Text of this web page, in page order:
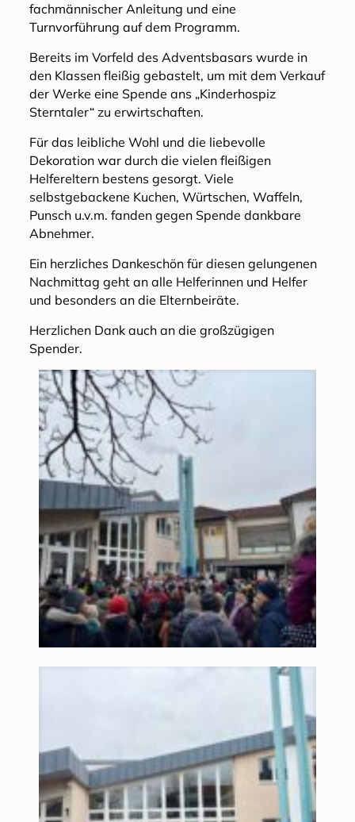
fachmännischer Anleitung und eine
Turnvorführung auf dem Programm.
Bereits im Vorfeld des Adventsbasars wurde in
den Klassen fleißig gebastelt, um mit dem Verkauf
der Werke eine Spende ans „Kinderhospiz
Sterntaler“ zu erwirtschaften.
Für das leibliche Wohl und die liebevolle
Dekoration war durch die vielen fleißigen
Helfereltern bestens gesorgt. Viele
selbstgebackene Kuchen, Würtschen, Waffeln,
Punsch u.v.m. fanden gegen Spende dankbare
Abnehmer.
Ein herzliches Dankeschön für diesen gelungenen
Nachmittag geht an alle Helferinnen und Helfer
und besonders an die Elternbeiräte.
Herzlichen Dank auch an die großzügigen
Spender.